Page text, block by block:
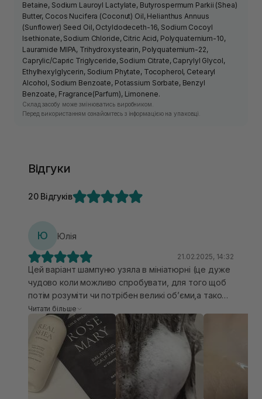
Betaine, Sodium Lauroyl Lactylate, Butyrospermum Parkii (Shea)
Butter, Cocos Nucifera (Coconut) Oil, Helianthus Annuus
(Sunflower) Seed Oil, Octyldodeceth-16, Sodium Cocoyl
Isethionate, Sodium Chloride, Citric Acid, Polyquaternium-10,
Lauramide MIPA, Trihydroxystearin, Polyquaternium-22,
Caprylic/Capric Triglyceride, Sodium Citrate, Caprylyl Glycol,
Ethylhexylglycerin, Sodium Phytate, Tocopherol, Cetearyl
Alcohol, Sodium Benzoate, Potassium Sorbate, Benzyl
Benzoate, Fragrance(Parfum), Limonene.
Склад засобу може змінюватись виробником.
Перед використанням ознайомтесь з інформацією на упаковці.
Відгуки
20 Відгуків
Ю Юлія
21.02.2025, 14:32
Цей варіант шампуню узяла в мініатюрні (це дуже
чудово коли можливо спробувати, для того щоб
потім розуміти чи потрібен великі обʼєми,а також
брати з собою у подорож). Перший я спробувала
Заспокійливий шампунь з маслом таману RATED
GREEN він мені підійшов як на кожен день, але
хотілось більш відчуття свіжості і саме серія
Живильний шампунь з маслом ши RATED GREEN
Real Shea Nourishing має густу
консистенцію,добре милиться,ненавязчивый
Читати більше